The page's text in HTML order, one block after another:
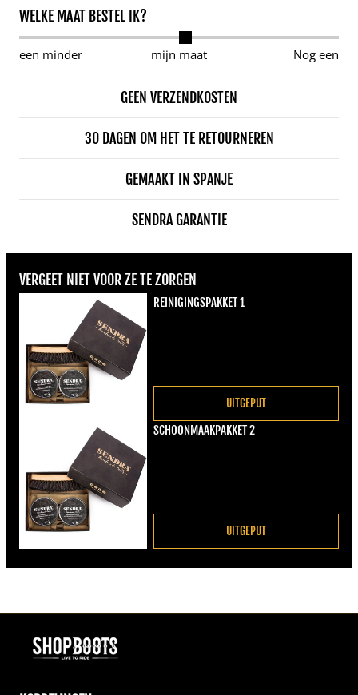
WELKE MAAT BESTEL IK?
een minder mijn maat Nog een
GEEN VERZENDKOSTEN
30 DAGEN OM HET TE RETOURNEREN
GEMAAKT IN SPANJE
SENDRA GARANTIE
VERGEET NIET VOOR ZE TE ZORGEN
REINIGINGSPAKKET 1
UITGEPUT
SCHOONMAAKPAKKET 2
UITGEPUT